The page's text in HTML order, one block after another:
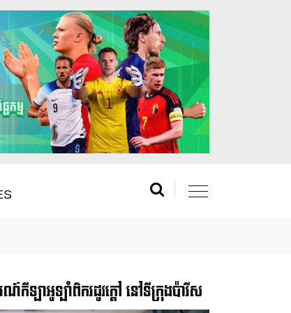
រណ៍កីឡាអូឡាំពិករដូវក្ដៅ នៅទីក្រុងប៉ារីស